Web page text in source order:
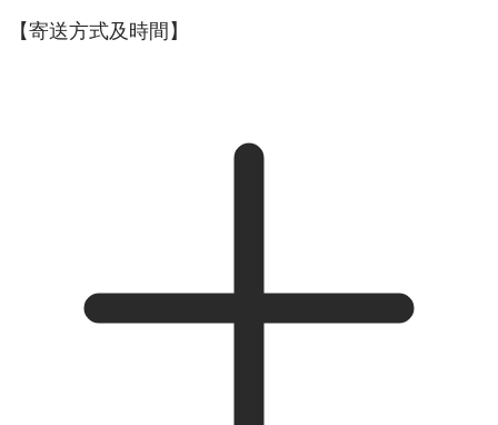
【寄送方式及時間】